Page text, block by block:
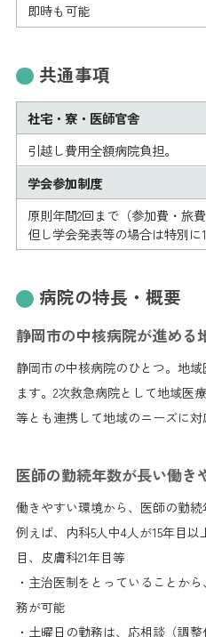
即時も可能
共通事項
社宅・寮・医師官舎
引越し費用全額病院負担。
学会参加制度
原則年間2回まで（参加費・旅
但し学会発表等の場合は特別に
病院の特長・概要
静岡市の中核病院が進める
静岡市の中核病院のひとつ。地
ます。2次救急病院として地域医
等とも連携して地域のニーズに対
医師の勤続年数が長い働き
働きやすい環境から、医師の勤続
例えば、内科5人中4人が15年目以
目、皮膚科21年目等
・主治医制をとっていることか
務が可能
・土曜日の勤務は、応相談（調